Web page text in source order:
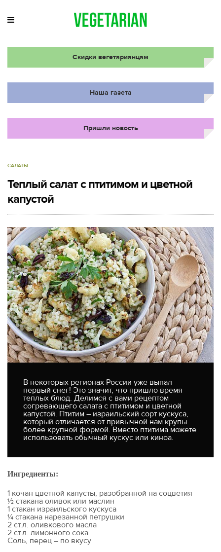
Скидки вегетарианцам
Наша газета
Пришли новость
САЛАТЫ
Теплый салат с птитимом и цветной
капустой
В некоторых регионах России уже выпал
первый снег! Это значит, что пришло время
теплых блюд. Делимся с вами рецептом
согревающего салата с птитимом и цветной
капустой. Птитим – израильский сорт кускуса,
который отличается от привычной нам крупы
более крупной формой. Вместо птитима можете
использовать обычный кускус или киноа.
Ингредиенты:
1 кочан цветной капусты, разобранной на соцветия
½ стакана оливок или маслин
1 стакан израильского кускуса
¼ стакана нарезанной петрушки
2 ст.л. оливкового масла
2 ст.л. лимонного сока
Соль, перец – по вкусу